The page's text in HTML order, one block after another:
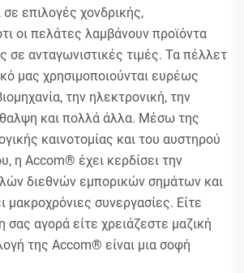
επιλογές χονδρικής,
οι πελάτες λαμβάνουν προϊόντα
σε ανταγωνιστικές τιμές. Τα πέλλετ
μας χρησιμοποιούνται ευρέως
την ηλεκτρονική, την
και πολλά άλλα. Μέσω της
καινοτομίας και του αυστηρού
η Accom® έχει κερδίσει την
διεθνών εμπορικών σημάτων και
μακροχρόνιες συνεργασίες. Είτε
αγορά είτε χρειάζεστε μαζική
της Accom® είναι μια σοφή